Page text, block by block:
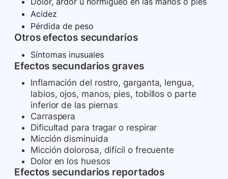
Acidez
Pérdida de peso
Otros efectos secundarios
Síntomas inusuales
Efectos secundarios graves
Inflamación del rostro, garganta, lengua,
labios, ojos, manos, pies, tobillos o parte
inferior de las piernas
Carraspera
Dificultad para tragar o respirar
Micción disminuida
Micción dolorosa, difícil o frecuente
Dolor en los huesos
Efectos secundarios reportados